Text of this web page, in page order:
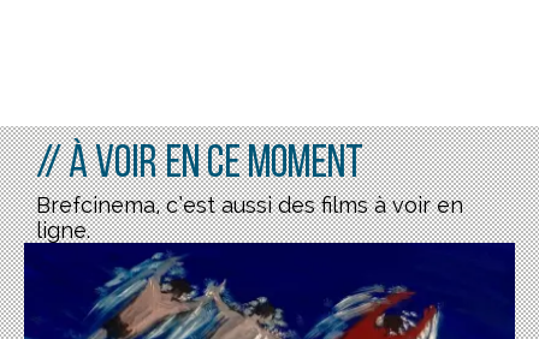
// À voir en ce moment
Brefcinema, c’est aussi des films à voir en
ligne.